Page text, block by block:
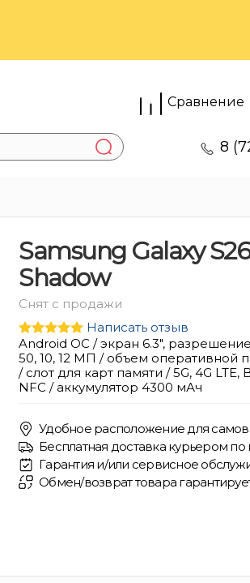
Сравнение
8
Samsung Galaxy
Shadow
Снят с продажи
Написать отзыв
Android ОС / экран 6.3",
50, 10, 12 МП / объем оперативной
/ слот для карт памяти / 5G, 4G LTE,
NFC / аккумулятор 4300 мАч
Удобное расположение для
Бесплатная доставка курьером по
Гарантия и/или сервисное
Обмен/возврат товара